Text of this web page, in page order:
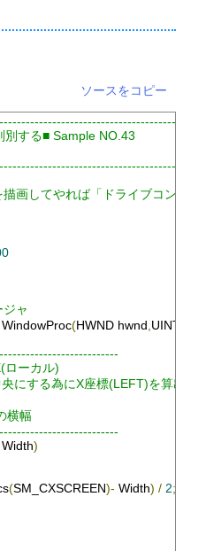
ソースをコピー
別する■ Sample NO.43
画してやれば「ドライブコンボ
ャ
WindowProc(HWND hwnd,UINT
ローカル)
にする為にX座標(LEFT)を算出す
横幅
Width)
(SM_CXSCREEN)- Width) / 2;